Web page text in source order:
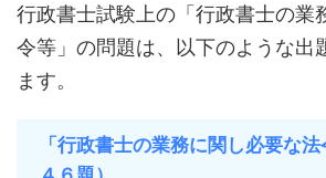
行政書士試験上の「行政書士の業
令等」の問題は、以下のような出
ます。
「行政書士の業務に関し必要な